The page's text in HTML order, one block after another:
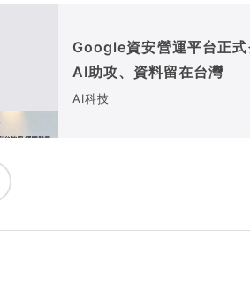
Google資安營運平台正式
AI助攻、資料留在台灣
AI科技